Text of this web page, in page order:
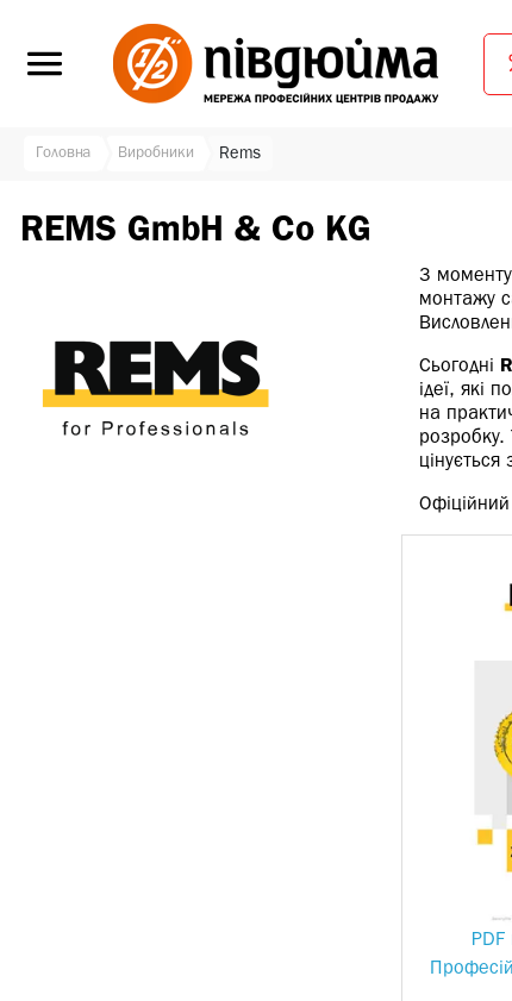
Головна Виробники Rems
REMS GmbH & Co KG
З
монтажу
Сьогодні
ідеї, які
на
розробку.
цінується
PDF